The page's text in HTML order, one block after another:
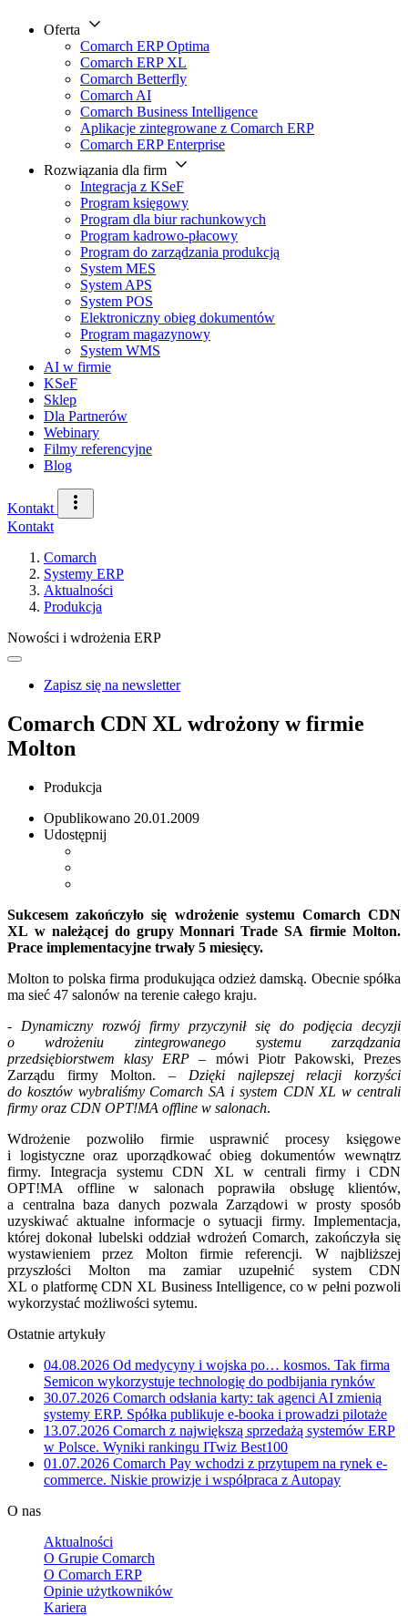
Oferta
Comarch ERP Optima
Comarch ERP XL
Comarch Betterfly
Comarch AI
Comarch Business Intelligence
Aplikacje zintegrowane z Comarch ERP
Comarch ERP Enterprise
Rozwiązania dla firm
Integracja z KSeF
Program księgowy
Program dla biur rachunkowych
Program kadrowo-płacowy
Program do zarządzania produkcją
System MES
System APS
System POS
Elektroniczny obieg dokumentów
Program magazynowy
System WMS
AI w firmie
KSeF
Sklep
Dla Partnerów
Webinary
Filmy referencyjne
Blog
Kontakt
Kontakt
Comarch
Systemy ERP
Aktualności
Produkcja
Nowości i wdrożenia ERP
Zapisz się na newsletter
Comarch CDN XL wdrożony w firmie
Molton
Produkcja
Opublikowano 20.01.2009
Udostępnij
Sukcesem zakończyło się wdrożenie systemu Comarch CDN
XL w należącej do grupy Monnari Trade SA firmie Molton.
Prace implementacyjne trwały 5 miesięcy.
Molton to polska firma produkująca odzież damską. Obecnie spółka
ma sieć 47 salonów na terenie całego kraju.
- Dynamiczny rozwój firmy przyczynił się do podjęcia decyzji
o wdrożeniu zintegrowanego systemu zarządzania
przedsiębiorstwem klasy ERP– mówi Piotr Pakowski, Prezes
Zarządu firmy Molton. – Dzięki najlepszej relacji korzyści
do kosztów wybraliśmy Comarch SA i system CDN XL w centrali
firmy oraz CDN OPT!MA offline w salonach.
Wdrożenie pozwoliło firmie usprawnić procesy księgowe
i logistyczne oraz uporządkować obieg dokumentów wewnątrz
firmy. Integracja systemu CDN XL w centrali firmy i CDN
OPT!MA offline w salonach poprawiła obsługę klientów,
a centralna baza danych pozwala Zarządowi w prosty sposób
uzyskiwać aktualne informacje o sytuacji firmy. Implementacja,
której dokonał lubelski oddział wdrożeń Comarch, zakończyła się
wystawieniem przez Molton firmie referencji. W najbliższej
przyszłości Molton ma zamiar uzupełnić system CDN
XL o platformę CDN XL Business Intelligence, co w pełni pozwoli
wykorzystać możliwości sytemu.
Ostatnie artykuły
04.08.2026 Od medycyny i wojska po… kosmos. Tak firma
Semicon wykorzystuje technologię do podbijania rynków
30.07.2026 Comarch odsłania karty: tak agenci AI zmienią
systemy ERP. Spółka publikuje e-booka i prowadzi pilotaże
13.07.2026 Comarch z największą sprzedażą systemów ERP
w Polsce. Wyniki rankingu ITwiz Best100
01.07.2026 Comarch Pay wchodzi z przytupem na rynek e-
commerce. Niskie prowizje i współpraca z Autopay
O nas
Aktualności
O Grupie Comarch
O Comarch ERP
Opinie użytkowników
Kariera